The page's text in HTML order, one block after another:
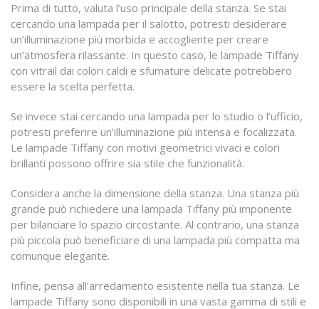
Prima di tutto, valuta l’uso principale della stanza. Se stai
cercando una lampada per il salotto, potresti desiderare
un’illuminazione più morbida e accogliente per creare
un’atmosfera rilassante. In questo caso, le lampade Tiffany
con vitrail dai colori caldi e sfumature delicate potrebbero
essere la scelta perfetta.
Se invece stai cercando una lampada per lo studio o l’ufficio,
potresti preferire un’illuminazione più intensa e focalizzata.
Le lampade Tiffany con motivi geometrici vivaci e colori
brillanti possono offrire sia stile che funzionalità.
Considera anche la dimensione della stanza. Una stanza più
grande può richiedere una lampada Tiffany più imponente
per bilanciare lo spazio circostante. Al contrario, una stanza
più piccola può beneficiare di una lampada più compatta ma
comunque elegante.
Infine, pensa all’arredamento esistente nella tua stanza. Le
lampade Tiffany sono disponibili in una vasta gamma di stili e